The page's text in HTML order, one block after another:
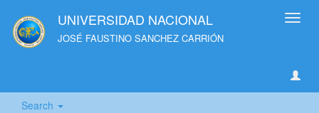
UNIVERSIDAD NACIONAL
JOSÉ FAUSTINO SANCHEZ CARRIÓN
Search